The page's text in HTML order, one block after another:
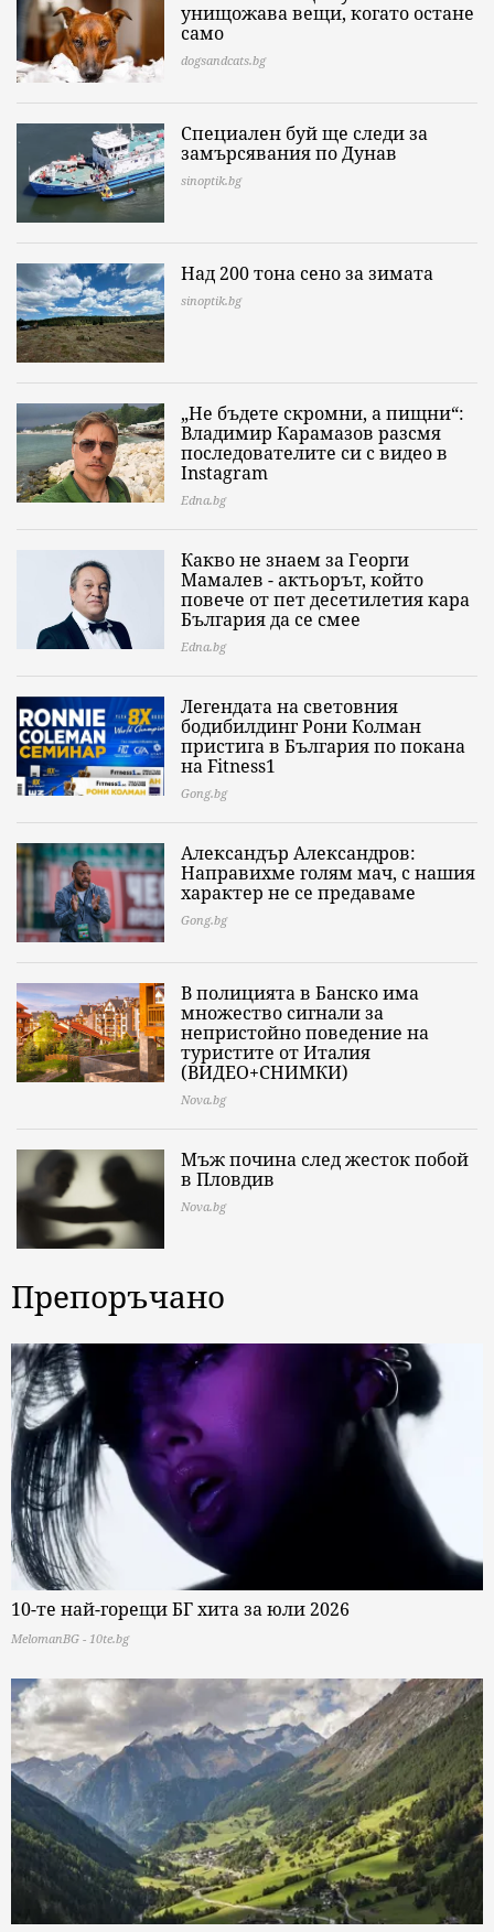
унищожава вещи, когато остане
само
dogsandcats.bg
Специален буй ще следи за
замърсявания по Дунав
sinoptik.bg
Над 200 тона сено за зимата
sinoptik.bg
„Не бъдете скромни, а пищни“:
Владимир Карамазов разсмя
последователите си с видео в
Instagram
Edna.bg
Какво не знаем за Георги
Мамалев - актьорът, който
повече от пет десетилетия кара
България да се смее
Edna.bg
Легендата на световния
бодибилдинг Рони Колман
пристига в България по покана
на Fitness1
Gong.bg
Александър Александров:
Направихме голям мач, с нашия
характер не се предаваме
Gong.bg
В полицията в Банско има
множество сигнали за
непристойно поведение на
туристите от Италия
(ВИДЕО+СНИМКИ)
Nova.bg
Мъж почина след жесток побой
в Пловдив
Nova.bg
Препоръчано
10-те най-горещи БГ хита за юли 2026
MelomanBG - 10te.bg